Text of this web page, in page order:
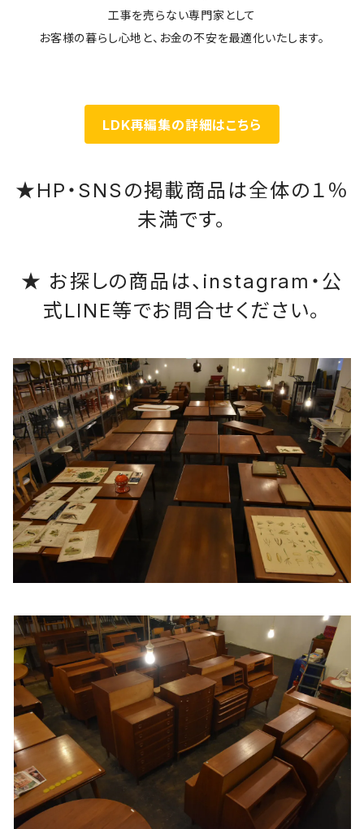
工事を売らない専門家として
お客様の暮らし心地と、お金の不安を最適化いたします。
LDK再編集の詳細はこちら
★HP・SNSの掲載商品は全体の１％
未満です。
★ お探しの商品は、instagram・公
式LINE等でお問合せください。